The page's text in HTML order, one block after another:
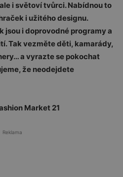
i světoví tvůrci. Nabídnou to
i užitého designu.
jsou i doprovodné programy a
Tak vezměte děti, kamarády,
a vyrazte se pokochat
že neodejdete
Market 21
Reklama